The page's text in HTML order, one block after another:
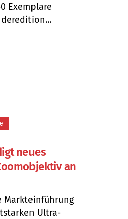
Exemplare
neues
an
Markteinführung
Ultra-